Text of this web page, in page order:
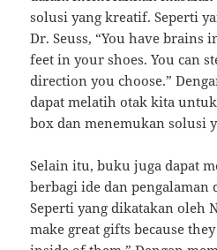
solusi yang kreatif. Seperti
Dr. Seuss, “You have brains
feet in your shoes. You can
direction you choose.”
dapat melatih otak kita
box dan menemukan solusi
Selain itu, buku juga dapat
berbagi ide dan pengalaman
Seperti yang dikatakan oleh
make great gifts because